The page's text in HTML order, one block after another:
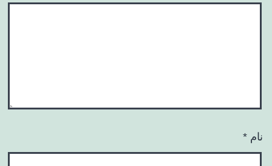
نام *